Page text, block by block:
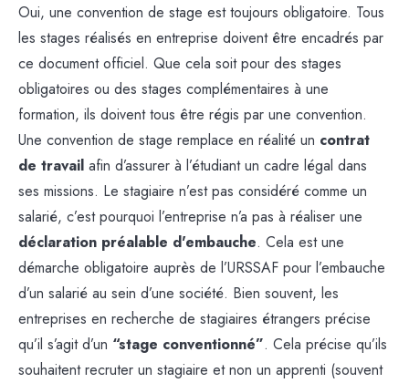
Oui, une convention de stage est toujours obligatoire. Tous
les stages réalisés en entreprise doivent être encadrés par
ce document officiel. Que cela soit pour des stages
obligatoires ou des stages complémentaires à une
formation, ils doivent tous être régis par une convention.
Une convention de stage remplace en réalité un contrat
de travail afin d’assurer à l’étudiant un cadre légal dans
ses missions. Le stagiaire n’est pas considéré comme un
salarié, c’est pourquoi l’entreprise n’a pas à réaliser une
déclaration préalable d'embauche. Cela est une
démarche obligatoire auprès de l’URSSAF pour l’embauche
d’un salarié au sein d’une société. Bien souvent, les
entreprises en recherche de stagiaires étrangers précise
qu’il s’agit d’un “stage conventionné”. Cela précise qu’ils
souhaitent recruter un stagiaire et non un apprenti (souvent